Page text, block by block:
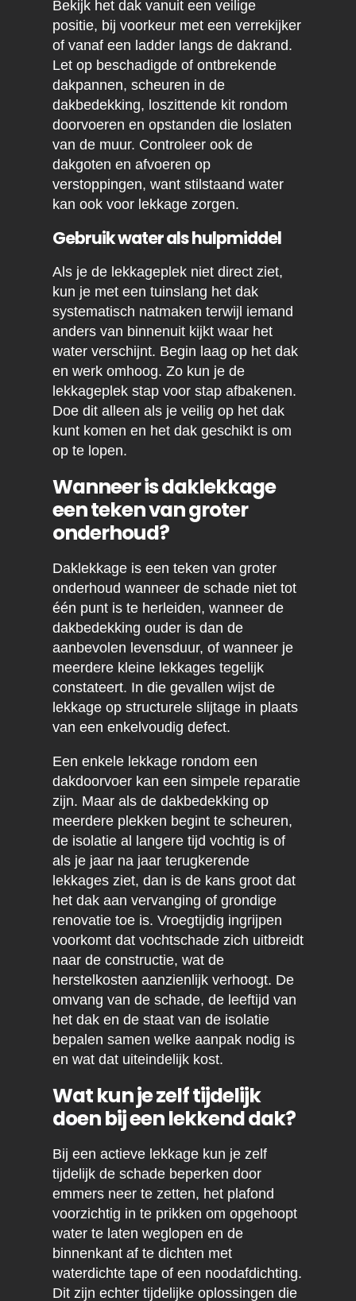
Bekijk het dak vanuit een veilige
positie, bij voorkeur met een verrekijker
of vanaf een ladder langs de dakrand.
Let op beschadigde of ontbrekende
dakpannen, scheuren in de
dakbedekking, loszittende kit rondom
doorvoeren en opstanden die loslaten
van de muur. Controleer ook de
dakgoten en afvoeren op
verstoppingen, want stilstaand water
kan ook voor lekkage zorgen.
Gebruik water als hulpmiddel
Als je de lekkageplek niet direct ziet,
kun je met een tuinslang het dak
systematisch natmaken terwijl iemand
anders van binnenuit kijkt waar het
water verschijnt. Begin laag op het dak
en werk omhoog. Zo kun je de
lekkageplek stap voor stap afbakenen.
Doe dit alleen als je veilig op het dak
kunt komen en het dak geschikt is om
op te lopen.
Wanneer is daklekkage
een teken van groter
onderhoud?
Daklekkage is een teken van groter
onderhoud wanneer de schade niet tot
één punt is te herleiden, wanneer de
dakbedekking ouder is dan de
aanbevolen levensduur, of wanneer je
meerdere kleine lekkages tegelijk
constateert. In die gevallen wijst de
lekkage op structurele slijtage in plaats
van een enkelvoudig defect.
Een enkele lekkage rondom een
dakdoorvoer kan een simpele reparatie
zijn. Maar als de dakbedekking op
meerdere plekken begint te scheuren,
de isolatie al langere tijd vochtig is of
als je jaar na jaar terugkerende
lekkages ziet, dan is de kans groot dat
het dak aan vervanging of grondige
renovatie toe is. Vroegtijdig ingrijpen
voorkomt dat vochtschade zich uitbreidt
naar de constructie, wat de
herstelkosten aanzienlijk verhoogt. De
omvang van de schade, de leeftijd van
het dak en de staat van de isolatie
bepalen samen welke aanpak nodig is
en wat dat uiteindelijk kost.
Wat kun je zelf tijdelijk
doen bij een lekkend dak?
Bij een actieve lekkage kun je zelf
tijdelijk de schade beperken door
emmers neer te zetten, het plafond
voorzichtig in te prikken om opgehoopt
water te laten weglopen en de
binnenkant af te dichten met
waterdichte tape of een noodafdichting.
Dit zijn echter tijdelijke oplossingen die